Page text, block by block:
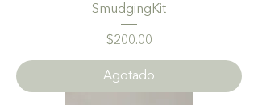
SmudgingKit
Precio
$200.00
Agotado